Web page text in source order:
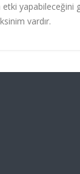
etki
vardır.